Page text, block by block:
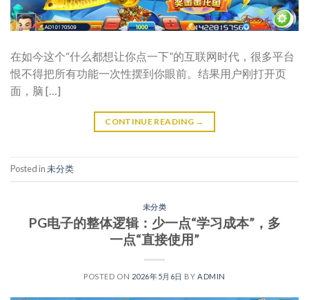
在如今这个“什么都想让你点一下”的互联网时代，很多平台
恨不得把所有功能一次性摆到你眼前。结果用户刚打开页
面，脑 […]
CONTINUE READING →
Posted in未分类
未分类
PG电子的整体逻辑：少一点“学习成本”，多
一点“直接使用”
POSTED ON 2026年5月6日 BY ADMIN